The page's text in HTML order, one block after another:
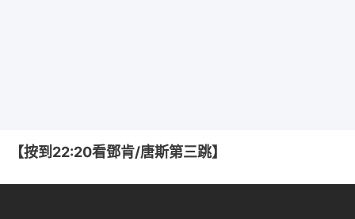
【按到22:20看鄧肯/唐斯第三跳】